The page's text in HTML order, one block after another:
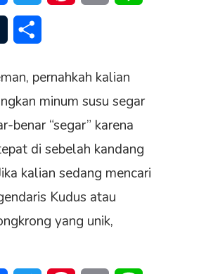
Tumblr
pernahkah kalian
minum susu segar
benar “segar” karena
di sebelah kandang
kalian sedang mencari
Kudus atau
yang unik,